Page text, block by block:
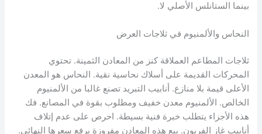
بينما الستانلس الأصلي لا.
النحاس والألمنيوم في ثلاجات العرض
ثلاجات المطاعم العملاقة كنز من المعادن الثمينة. تحتوي
المحركات القديمة على أسلاك نحاسية نقية. النحاس هو المعدن
الأعلى قيمة بلا منازع. أنابيب التبريد تصنع غالبا من الألمنيوم
الخالص. الألمنيوم معدن خفيف ومطلوب بقوة في المصانع. فك
هذه الأجزاء يتطلب خبرة فنية بسيطة. احرص على عدم إتلاف
أنابيب غاز الفريون. بيع هذه المعادن مفروزة يرفع سعرها النهائي.